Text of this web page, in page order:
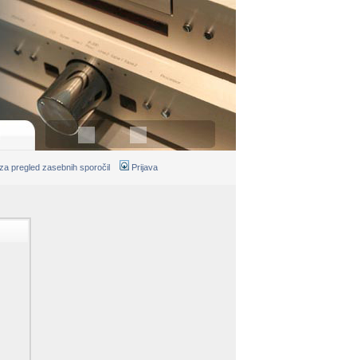
pregled zasebnih sporočil Prijava